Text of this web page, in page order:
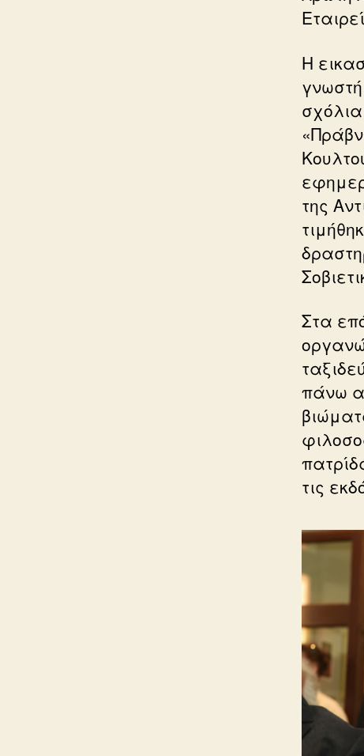
Η
της
Στα
πάνω
τις